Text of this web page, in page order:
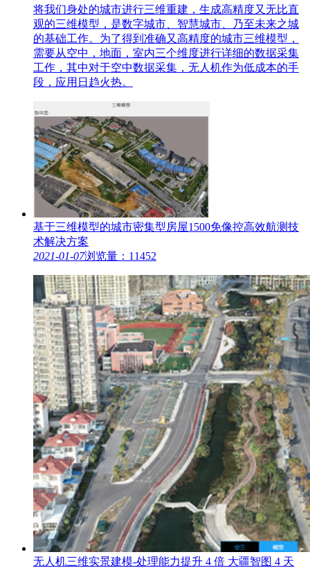
将我们身处的城市进行三维重建，生成高精度又无比直
观的三维模型，是数字城市、智慧城市、乃至未来之城
的基础工作。为了得到准确又高精度的城市三维模型，
需要从空中，地面，室内三个维度进行详细的数据采集
工作，其中对于空中数据采集，无人机作为低成本的手
段，应用日趋火热。
基于三维模型的城市密集型房屋1500免像控高效航测技
术解决方案
2021-01-07浏览量：11452
无人机三维实景建模-处理能力提升 4 倍 大疆智图 4 天